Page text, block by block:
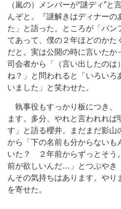
（嵐の）メンバーが“謎ディ”と
んぞと。『謎解きはディナーの
た」と語った。ところが「パン
てあって、僕の２年ほどのかた
だと。実は公開の時に言いたか
司会者から「（言い出したのは
ね？」と問われると「いろいろ
いました」と笑わせた。
執事役もすっかり板につき、
ます。多分、やれと言われれば
す」と語る櫻井。まだまだ影山
から「下の名前も分からないも
いた？ ２年前からずっとそう
前が欲しいんだ…」とつぶやき
んその気持ちはあります。や
を寄せた。